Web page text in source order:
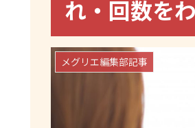
れ・回数を
メグリエ編集部記事